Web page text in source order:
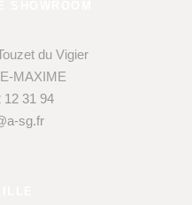
du Vigier
MAXIME
12 31 94
sg.fr